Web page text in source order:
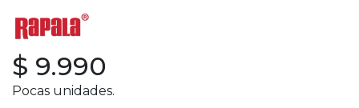
$ 9.990
Pocas unidades.